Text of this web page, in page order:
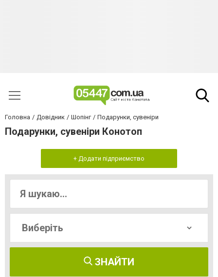
Головна Довідник Шопінг Подарунки, сувеніри
Подарунки, сувеніри Конотоп
+ Додати підприємство
ЗНАЙТИ